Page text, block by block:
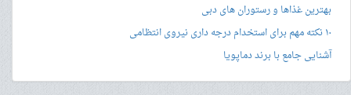
بهترین غذاها و رستوران های دبی
۱۰ نکته مهم برای استخدام درجه داری نیروی انتظامی
آشنایی جامع با برند دماپویا